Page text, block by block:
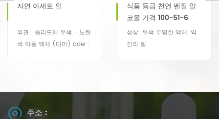
자연 아세토 인
외관 : 솔리드에 무색 - 노란
색 이동 액체 (디머) oder :
식품 등급 천연 벤질 알
코올 가격 100-51-6
성상: 무색 투명한 액체. 약
간의 향
주소 :